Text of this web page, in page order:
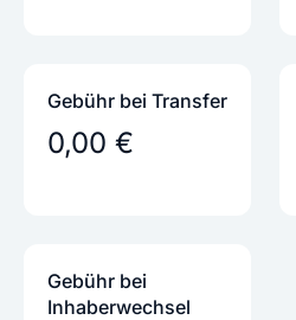
Gebühr bei Transfer
0,00 €
Gebühr bei
Inhaber­wechsel